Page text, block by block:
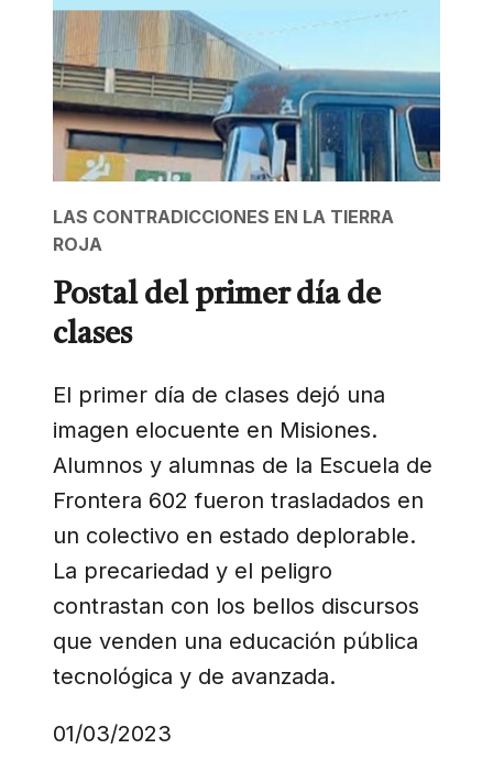
LAS CONTRADICCIONES EN LA TIERRA
ROJA
Postal del primer día de
clases
El primer día de clases dejó una
imagen elocuente en Misiones.
Alumnos y alumnas de la Escuela de
Frontera 602 fueron trasladados en
un colectivo en estado deplorable.
La precariedad y el peligro
contrastan con los bellos discursos
que venden una educación pública
tecnológica y de avanzada.
01/03/2023